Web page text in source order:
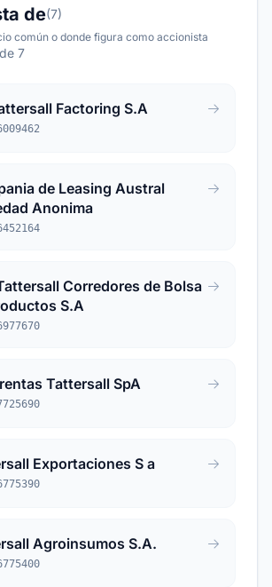
de(7)
común o donde figura como accionista
7
Factoring S.A
de Leasing Austral
Anonima
Corredores de Bolsa
S.A
Tattersall SpA
Exportaciones S a
Agroinsumos S.A.